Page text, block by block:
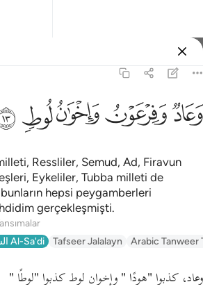
وَعَادٌۭ
ﲳﲴﲵﲶ
Ressliler, Semud, Ad, Firavun
Eykeliler, Tubba milleti de
hepsi peygamberleri
gerçekleşmişti.
السعدي Al-Sa'di Tafseer Jalalayn Arabic Tanweer
وعاد، كذبوا "هودًا " وإخوان لوط كذبوا "لوطًا "